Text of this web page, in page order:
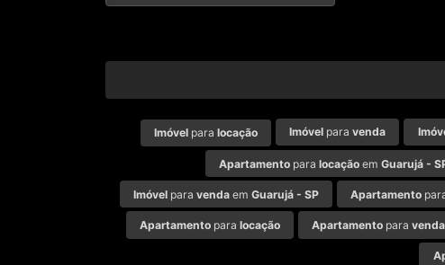
Imóvelpara locação Imóvel paravenda
Apartamento paralocação emGuarujá -
Imóvelpara vendaem Guarujá - SP Apartamento
Apartamentopara locação Apartamento paravenda